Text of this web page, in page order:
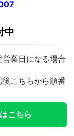
中
業日になる場合
こちらから順番
こちら